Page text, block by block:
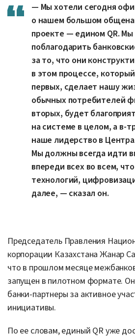
— Мы хотели сегодня
о нашем большом
проекте — едином QR. Мы
поблагодарить
за то, что они
в этом процессе,
первых, сделает нашу
обычных потребителей
вторых, будет
на системе в целом, а в-
наше лидерство в
Мы должны всегда идти
впереди всех во всем,
технологий,
далее, — сказал он.
Председатель Правления
корпорации Казахстана Жанар
что в прошлом месяце
запущен в пилотном формате.
банки-партнеры за активное
инициативы.
По ее словам, единый QR уже